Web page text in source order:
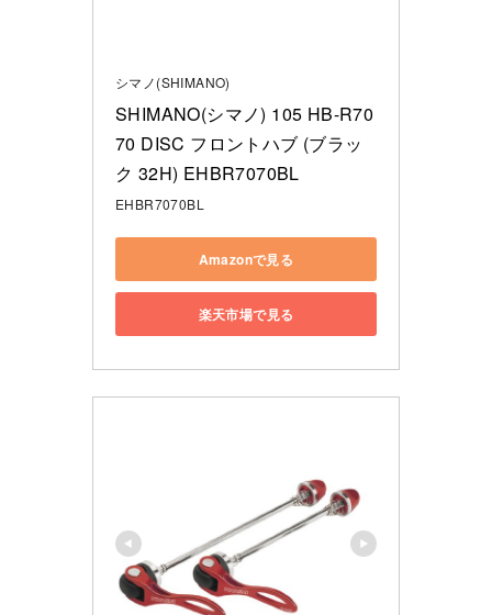
シマノ(SHIMANO)
SHIMANO(シマノ) 105 HB-R70
70 DISC フロントハブ (ブラッ
ク 32H) EHBR7070BL
EHBR7070BL
Amazonで見る
楽天市場で見る